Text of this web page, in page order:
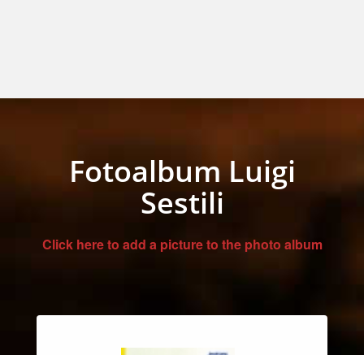
Fotoalbum Luigi
Sestili
Click here to add a picture to the photo album